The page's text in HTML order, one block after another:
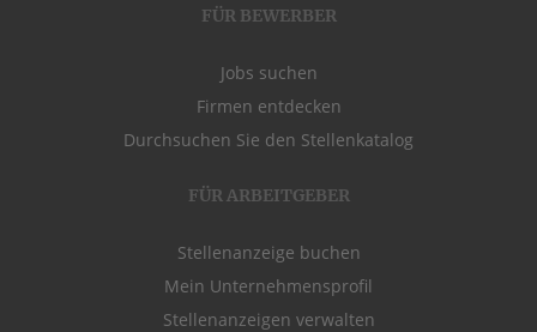
FÜR BEWERBER
Jobs suchen
Firmen entdecken
Durchsuchen Sie den Stellenkatalog
FÜR ARBEITGEBER
Stellenanzeige buchen
Mein Unternehmensprofil
Stellenanzeigen verwalten